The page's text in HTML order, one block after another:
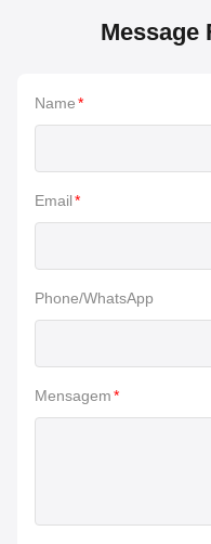
Message
Name*
Email*
Phone/WhatsApp
Mensagem*